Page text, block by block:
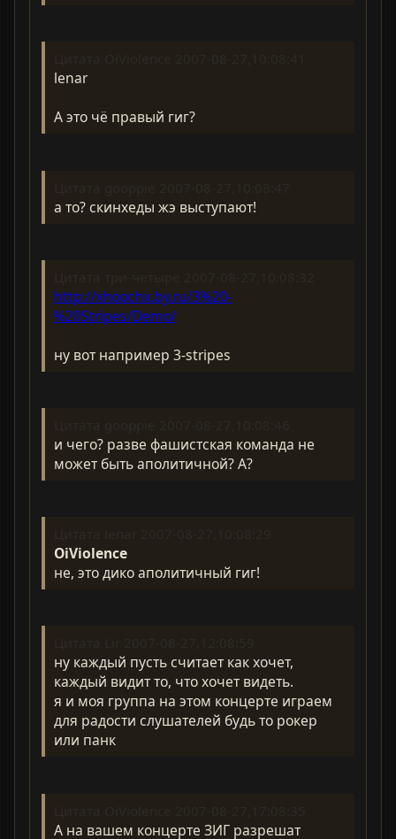
lenar
А это чё правый гиг?
а то? скинхеды жэ выступают!
http://xhoochx.by.ru/3%20-
%20Stripes/Demo/
ну вот например 3-stripes
и чего? разве фашистская команда не
может быть аполитичной? А?
OiViolence
не, это дико аполитичный гиг!
ну каждый пусть считает как хочет,
каждый видит то, что хочет видеть.
я и моя группа на этом концерте играем
для радости слушателей будь то рокер
или панк
А на вашем концерте ЗИГ разрешат